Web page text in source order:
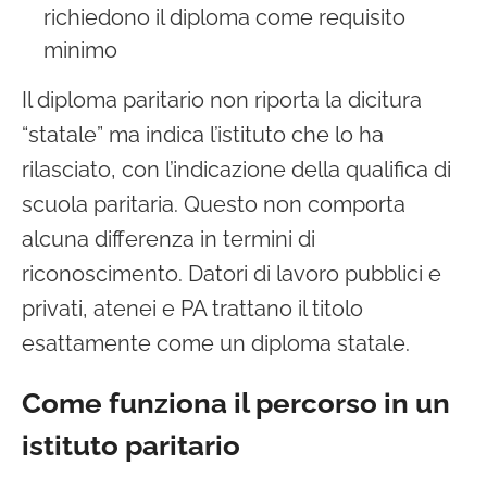
richiedono il diploma come requisito
minimo
Il diploma paritario non riporta la dicitura
“statale” ma indica l’istituto che lo ha
rilasciato, con l’indicazione della qualifica di
scuola paritaria. Questo non comporta
alcuna differenza in termini di
riconoscimento. Datori di lavoro pubblici e
privati, atenei e PA trattano il titolo
esattamente come un diploma statale.
Come funziona il percorso in un
istituto paritario